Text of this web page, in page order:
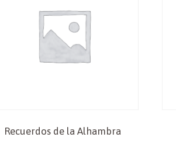
Recuerdos de la Alhambra